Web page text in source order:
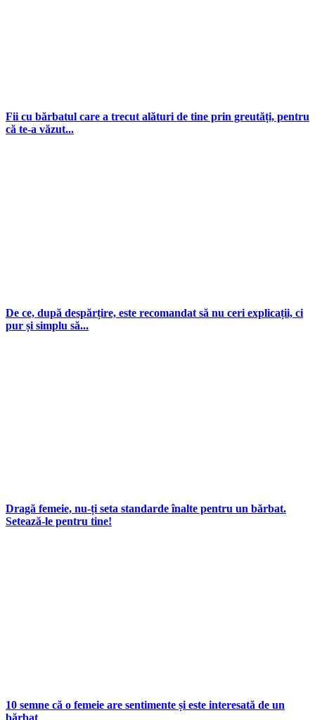
Fii cu bărbatul care a trecut alături de tine prin greutăți, pentru
că te-a văzut...
De ce, după despărțire, este recomandat să nu ceri explicații, ci
pur și simplu să...
Dragă femeie, nu-ți seta standarde înalte pentru un bărbat.
Setează-le pentru tine!
10 semne că o femeie are sentimente și este interesată de un
bărbat